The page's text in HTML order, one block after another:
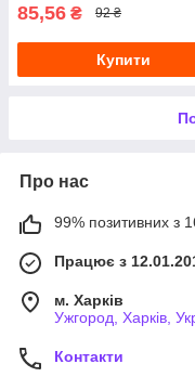
85,56 ₴ 92 ₴
Купити
Про нас
99% позитивних з
Працює з
м. Харків
Ужгород, Харків,
Контакти